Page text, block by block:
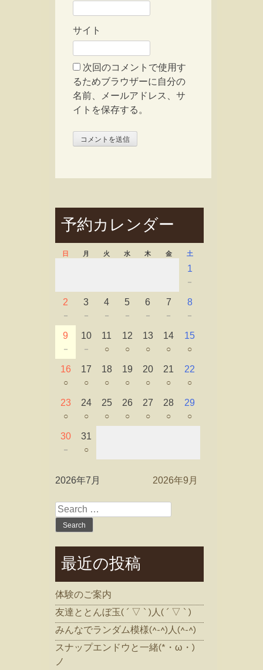
サイト
次回のコメントで使用す
るためブラウザーに自分の
名前、メールアドレス、サ
イトを保存する。
予約カレンダー
日 月 火 水 木 金 土
1
－
2
－
3
－
4
－
5
－
6
－
7
－
8
－
9
－
10
－
11
○
12
○
13
○
14
○
15
○
16
○
17
○
18
○
19
○
20
○
21
○
22
○
23
○
24
○
25
○
26
○
27
○
28
○
29
○
30
－
31
○
2026年7月 2026年9月
Search
for:
最近の投稿
体験のご案内
友達ととんぼ玉( ´ ▽ ` )人( ´ ▽ ` )
みんなでランダム模様(^-^)人(^-^)
スナップエンドウと一緒(*・ω・)
ノ